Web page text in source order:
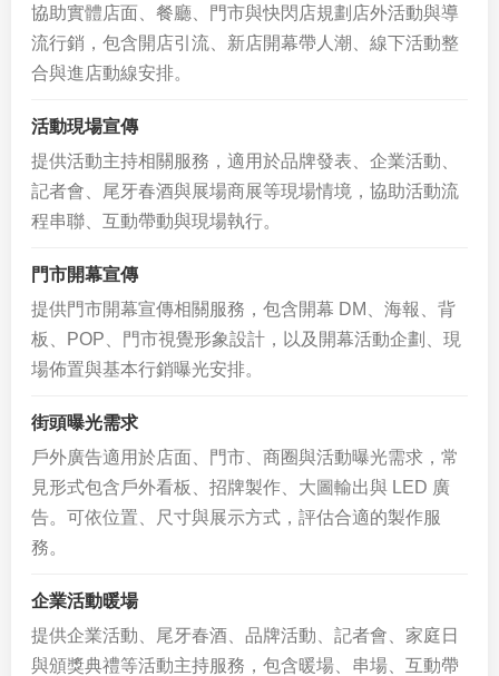
協助實體店面、餐廳、門市與快閃店規劃店外活動與導
流行銷，包含開店引流、新店開幕帶人潮、線下活動整
合與進店動線安排。
活動現場宣傳
提供活動主持相關服務，適用於品牌發表、企業活動、
記者會、尾牙春酒與展場商展等現場情境，協助活動流
程串聯、互動帶動與現場執行。
門市開幕宣傳
提供門市開幕宣傳相關服務，包含開幕 DM、海報、背
板、POP、門市視覺形象設計，以及開幕活動企劃、現
場佈置與基本行銷曝光安排。
街頭曝光需求
戶外廣告適用於店面、門市、商圈與活動曝光需求，常
見形式包含戶外看板、招牌製作、大圖輸出與 LED 廣
告。可依位置、尺寸與展示方式，評估合適的製作服
務。
企業活動暖場
提供企業活動、尾牙春酒、品牌活動、記者會、家庭日
與頒獎典禮等活動主持服務，包含暖場、串場、互動帶